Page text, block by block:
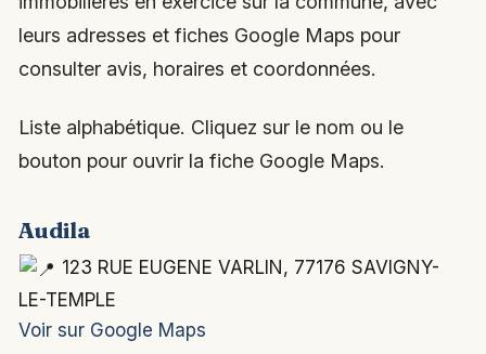
leurs adresses et fiches Google Maps pour
consulter avis, horaires et coordonnées.
Liste alphabétique. Cliquez sur le nom ou le
bouton pour ouvrir la fiche Google Maps.
Audila
123 RUE EUGENE VARLIN, 77176 SAVIGNY-
LE-TEMPLE
Voir sur Google Maps